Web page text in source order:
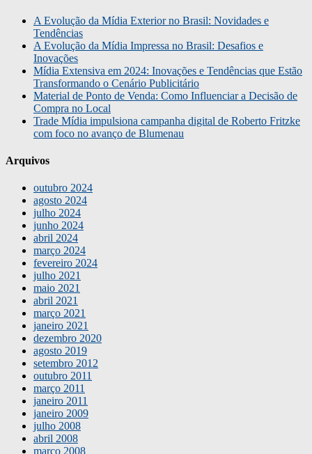
A Evolução da Mídia Exterior no Brasil: Novidades e
Tendências
A Evolução da Mídia Impressa no Brasil: Desafios e
Inovações
Mídia Extensiva em 2024: Inovações e Tendências que Estão
Transformando o Cenário Publicitário
Material de Ponto de Venda: Como Influenciar a Decisão de
Compra no Local
Trade Mídia impulsiona campanha digital de Roberto Fritzke
com foco no avanço de Blumenau
Arquivos
outubro 2024
agosto 2024
julho 2024
junho 2024
abril 2024
março 2024
fevereiro 2024
julho 2021
maio 2021
abril 2021
março 2021
janeiro 2021
dezembro 2020
agosto 2019
setembro 2012
outubro 2011
março 2011
janeiro 2011
janeiro 2009
julho 2008
abril 2008
março 2008